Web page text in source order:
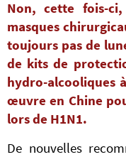
Non, cette fois-
masques
toujours pas de
de kits de
hydro-alcooliques
œuvre en Chine
lors de H1N1.
De nouvelles